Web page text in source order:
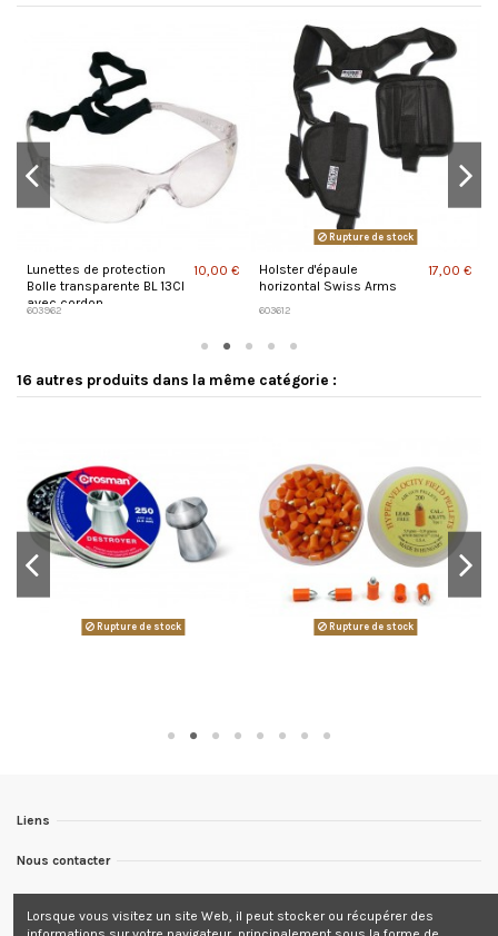
Lunettes de protection
Bolle transparente BL 13CI
avec cordon
603962
10,00 €
Rupture de stock
Holster d'épaule
horizontal Swiss Arms
603612
17,00 €
16 autres produits dans la même catégorie :
Rupture de stock Rupture de stock
Liens
Nous contacter
Lorsque vous visitez un site Web, il peut stocker ou récupérer des